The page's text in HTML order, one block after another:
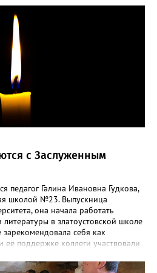
с Заслуженным
Галина Ивановна Гудкова,
школой №23. Выпускница
она начала работать
литературы в златоустовской школе
себя как
её поддержке коллеги участвовали
в школе сформировался